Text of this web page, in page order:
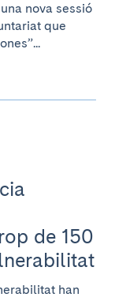
nova sessió
que
de 150
han